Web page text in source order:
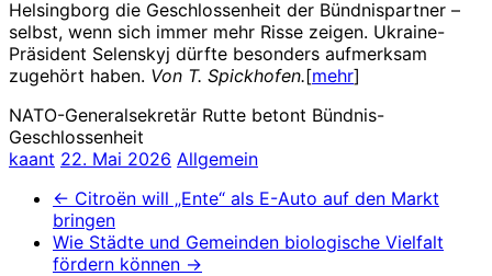
Helsingborg die Geschlossenheit der Bündnispartner –
selbst, wenn sich immer mehr Risse zeigen. Ukraine-
Präsident Selenskyj dürfte besonders aufmerksam
zugehört haben. Von T. Spickhofen.[mehr]
NATO-Generalsekretär Rutte betont Bündnis-
Geschlossenheit
kaant 22. Mai 2026 Allgemein
← Citroën will „Ente“ als E-Auto auf den Markt
bringen
Wie Städte und Gemeinden biologische Vielfalt
fördern können →